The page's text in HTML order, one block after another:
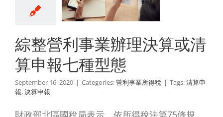
申報
事業所得稅
綜整營利事業辦理決算或清
算申報七種型態
September 16, 2020 | Categories:營利事業所得稅 | Tags:清算申
報,決算申報